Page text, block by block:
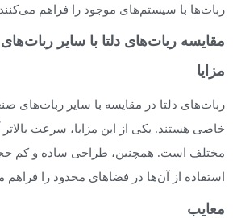
ربات‌ها با سیستم‌های موجود را فراهم
مقایسه ربات‌های دلتا با سایر
مزایا
ربات‌های دلتا در مقایسه با سایر ربات‌های
خاصی هستند. یکی از این مزایا، سرعت
مختلف است. همچنین، طراحی ساده و کم
استفاده از آن‌ها در فضاهای محدود را
معایب